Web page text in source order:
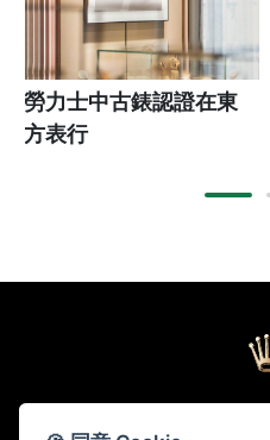
勞力士中古錶認證在東
方表行